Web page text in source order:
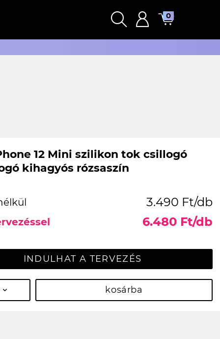
0
12 Mini szilikon tok csillogó
kihagyós rózsaszín
3.490 Ft/db
6.480 Ft/db
INDULHAT A TERVEZÉS
kosárba